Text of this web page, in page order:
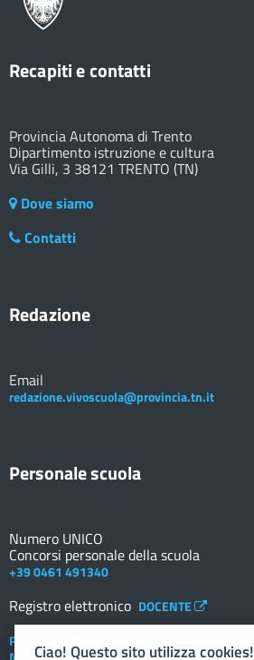
Recapiti e contatti
Provincia Autonoma di Trento
Dipartimento istruzione e cultura
Via Gilli, 3 38121 TRENTO (TN)
Dove siamo
Contatti
Redazione
Email
redazione.vivoscuola@provincia.tn.it
Personale scuola
Numero UNICO
Concorsi personale della scuola
+39 0461 491340
Registro elettronico DOCENTE
Posta elettronica istituzionale
Ciao! Questo sito utilizza cookies!